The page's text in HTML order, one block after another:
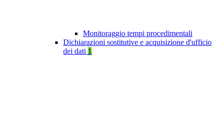
Monitoraggio tempi procedimentali
Dichiarazioni sostitutive e acquisizione d'ufficio
dei dati 1